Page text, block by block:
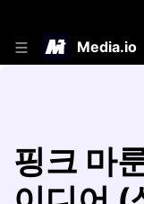
Media.io
핑크 마